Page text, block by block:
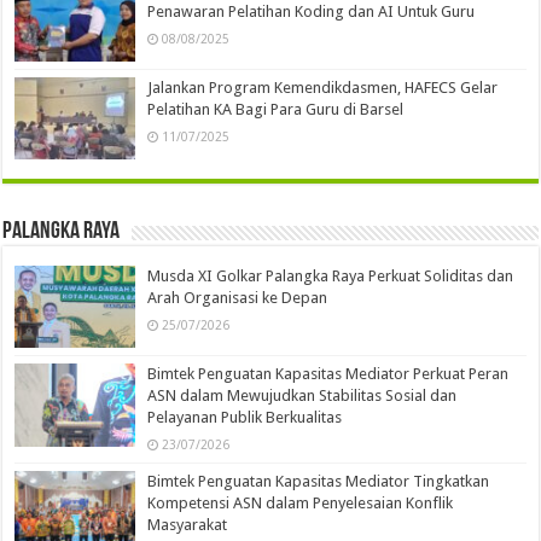
Penawaran Pelatihan Koding dan AI Untuk Guru
08/08/2025
Jalankan Program Kemendikdasmen, HAFECS Gelar
Pelatihan KA Bagi Para Guru di Barsel
11/07/2025
Palangka Raya
Musda XI Golkar Palangka Raya Perkuat Soliditas dan
Arah Organisasi ke Depan
25/07/2026
Bimtek Penguatan Kapasitas Mediator Perkuat Peran
ASN dalam Mewujudkan Stabilitas Sosial dan
Pelayanan Publik Berkualitas
23/07/2026
Bimtek Penguatan Kapasitas Mediator Tingkatkan
Kompetensi ASN dalam Penyelesaian Konflik
Masyarakat